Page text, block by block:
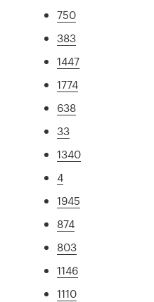
750
383
1447
1774
638
33
1340
4
1945
874
803
1146
1110